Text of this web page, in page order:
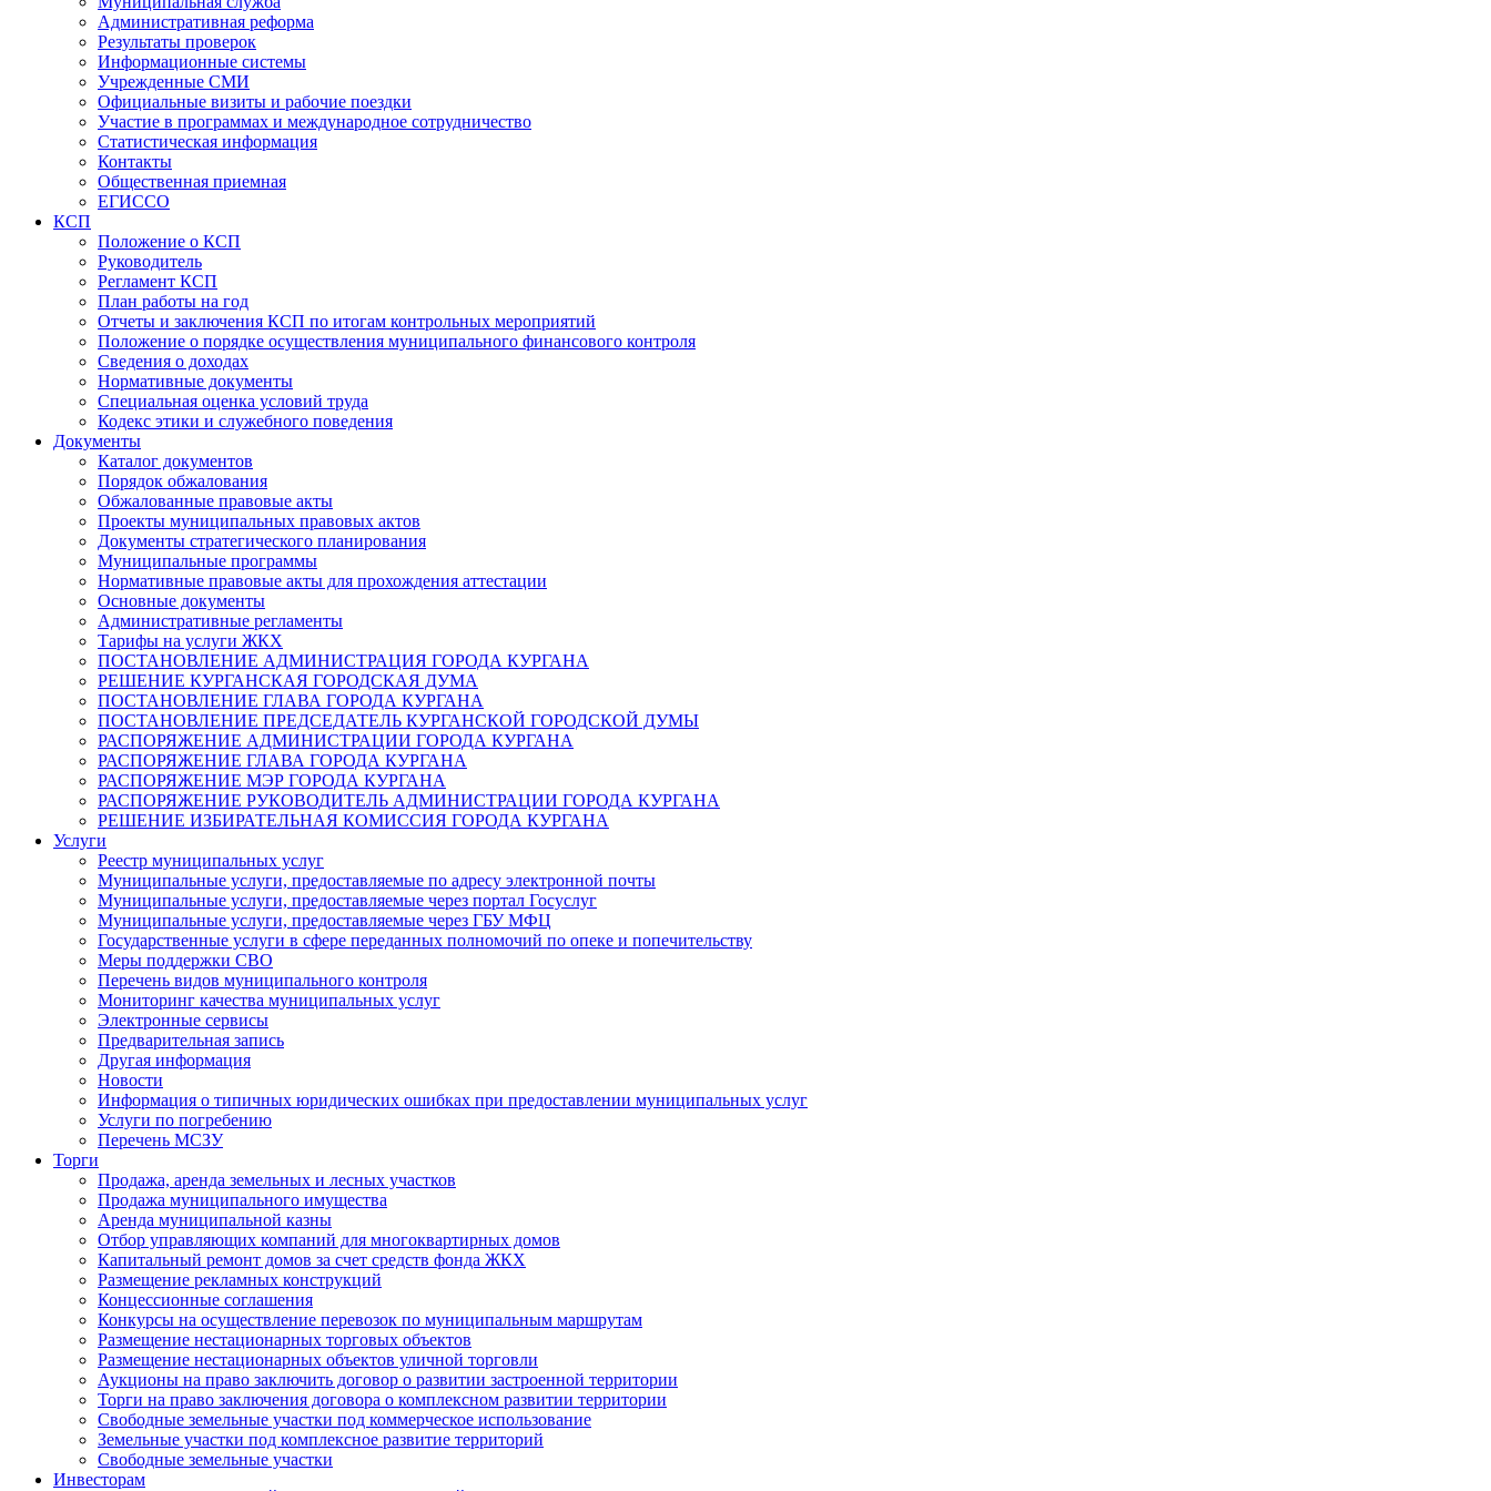
Административная реформа
Результаты проверок
Информационные системы
Учрежденные СМИ
Официальные визиты и рабочие поездки
Участие в программах и международное сотрудничество
Статистическая информация
Контакты
Общественная приемная
ЕГИССО
КСП
Положение о КСП
Руководитель
Регламент КСП
План работы на год
Отчеты и заключения КСП по итогам контрольных мероприятий
Положение о порядке осуществления муниципального финансового контроля
Сведения о доходах
Нормативные документы
Специальная оценка условий труда
Кодекс этики и служебного поведения
Документы
Каталог документов
Порядок обжалования
Обжалованные правовые акты
Проекты муниципальных правовых актов
Документы стратегического планирования
Муниципальные программы
Нормативные правовые акты для прохождения аттестации
Основные документы
Административные регламенты
Тарифы на услуги ЖКХ
ПОСТАНОВЛЕНИЕ АДМИНИСТРАЦИЯ ГОРОДА КУРГАНА
РЕШЕНИЕ КУРГАНСКАЯ ГОРОДСКАЯ ДУМА
ПОСТАНОВЛЕНИЕ ГЛАВА ГОРОДА КУРГАНА
ПОСТАНОВЛЕНИЕ ПРЕДСЕДАТЕЛЬ КУРГАНСКОЙ ГОРОДСКОЙ ДУМЫ
РАСПОРЯЖЕНИЕ АДМИНИСТРАЦИИ ГОРОДА КУРГАНА
РАСПОРЯЖЕНИЕ ГЛАВА ГОРОДА КУРГАНА
РАСПОРЯЖЕНИЕ МЭР ГОРОДА КУРГАНА
РАСПОРЯЖЕНИЕ РУКОВОДИТЕЛЬ АДМИНИСТРАЦИИ ГОРОДА КУРГАНА
РЕШЕНИЕ ИЗБИРАТЕЛЬНАЯ КОМИССИЯ ГОРОДА КУРГАНА
Услуги
Реестр муниципальных услуг
Муниципальные услуги, предоставляемые по адресу электронной почты
Муниципальные услуги, предоставляемые через портал Госуслуг
Муниципальные услуги, предоставляемые через ГБУ МФЦ
Государственные услуги в сфере переданных полномочий по опеке и попечительству
Меры поддержки СВО
Перечень видов муниципального контроля
Мониторинг качества муниципальных услуг
Электронные сервисы
Предварительная запись
Другая информация
Новости
Информация о типичных юридических ошибках при предоставлении муниципальных услуг
Услуги по погребению
Перечень МСЗУ
Торги
Продажа, аренда земельных и лесных участков
Продажа муниципального имущества
Аренда муниципальной казны
Отбор управляющих компаний для многоквартирных домов
Капитальный ремонт домов за счет средств фонда ЖКХ
Размещение рекламных конструкций
Концессионные соглашения
Конкурсы на осуществление перевозок по муниципальным маршрутам
Размещение нестационарных торговых объектов
Размещение нестационарных объектов уличной торговли
Аукционы на право заключить договор о развитии застроенной территории
Торги на право заключения договора о комплексном развитии территории
Свободные земельные участки под коммерческое использование
Земельные участки под комплексное развитие территорий
Свободные земельные участки
Инвесторам